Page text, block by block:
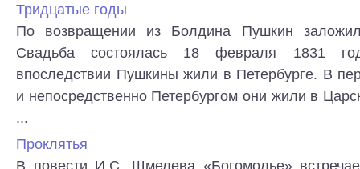
Тридцатые годы
По возвращении из Болдина Пушкин
Свадьба состоялась 18 февраля 1831
впоследствии Пушкины жили в Петербурге. В
и непосредственно Петербургом они жили в
...
Проклятья
В повести И.С. Шмелева «Богомолье»